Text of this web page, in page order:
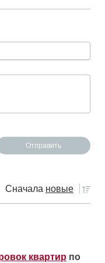
Сначала новые
квартир по